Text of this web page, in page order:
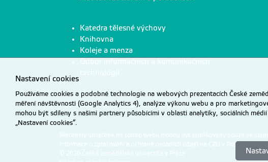
Katedra tělesné výchovy
Knihovna
Koleje a menza
Odbor informačních a komunikačních
technologií
Materiály umístěné na tomto webu mohou být publikovány pouze se
Informace o zpracování a ochraně osobních údajů na ČZU v Praze
© 2026 Česká zemědělská univerzita v Praze
Nastavení cookies
Používáme cookies a podobné technologie na webových prezentacích České
měření návštěvnosti (Google Analytics 4), analýze výkonu webu a pro
mohou být sdíleny s našimi partnery působícími v oblasti analytiky, sociálních
„Nastavení cookies“.